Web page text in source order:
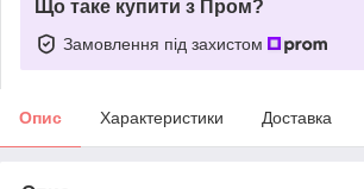
Що таке купити з Пром?
Замовлення під захистом
Опис Характеристики Доставка